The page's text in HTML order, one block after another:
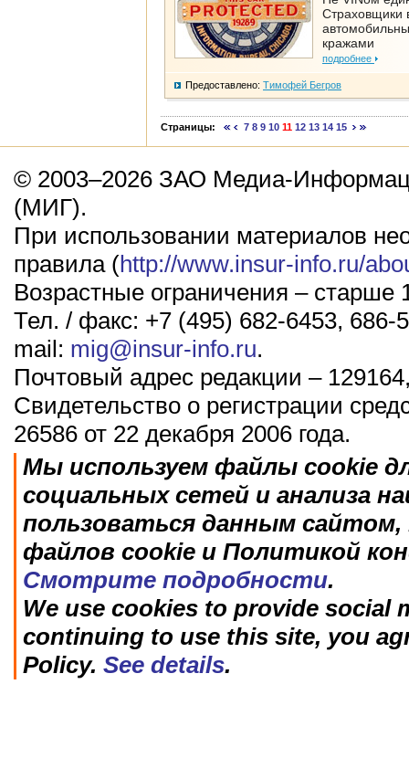
Страховщики
кражами
подробнее
Предоставлено: Тимофей Бегров
Страницы: 7 8 9 10 11 12 13 14 15
© 2003–2026 ЗАО Медиа-
(МИГ).
При использовании материалов
правила (http://www.insur-info.ru/
Возрастные ограничения – старше
Тел. / факс: +7 (495) 682-6453, 686-
mail: mig@insur-info.ru.
Почтовый адрес редакции –
Свидетельство о регистрации
26586 от 22 декабря 2006 года.
Мы используем файлы cookie
социальных сетей и анализа
пользоваться данным
файлов cookie и Политикой
Смотрите подробности.
We use cookies to provide social
continuing to use this site, you
Policy. See details.